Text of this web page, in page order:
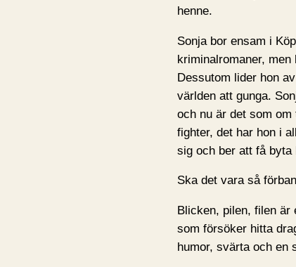
henne.
Sonja bor ensam i
kriminalromaner, men
Dessutom lider hon
världen att gunga.
och nu är det som
fighter, det har hon i
sig och ber att få byta
Ska det vara så
Blicken, pilen, filen
som försöker hitta
humor, svärta och en